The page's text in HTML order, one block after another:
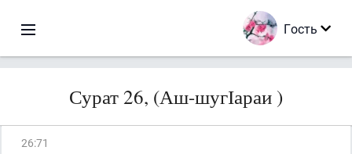
Гость
Сурат 26, (Аш-шугІараи )
26:71